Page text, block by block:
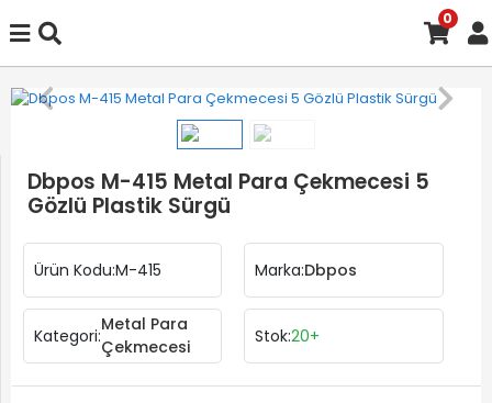
0
Dbpos M-415 Metal Para Çekmecesi 5
Gözlü Plastik Sürgü
Ürün Kodu:M-415 Marka:Dbpos
Kategori:
Metal Para
Çekmecesi
Stok:20+